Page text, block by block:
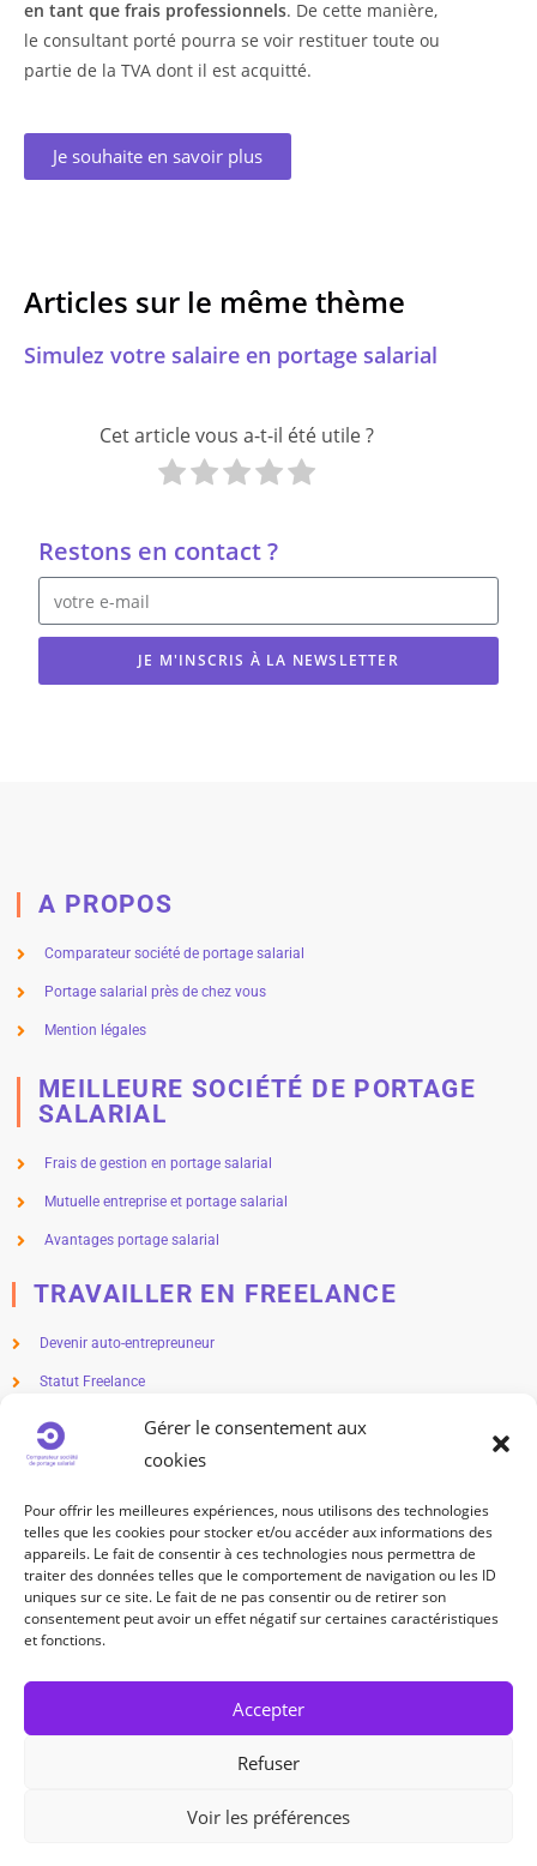
Gérer le consentement aux
cookies
Pour offrir les meilleures expériences, nous utilisons des technologies
telles que les cookies pour stocker et/ou accéder aux informations des
appareils. Le fait de consentir à ces technologies nous permettra de
traiter des données telles que le comportement de navigation ou les ID
uniques sur ce site. Le fait de ne pas consentir ou de retirer son
consentement peut avoir un effet négatif sur certaines caractéristiques
et fonctions.
Accepter
Refuser
Voir les préférences
en tant que frais professionnels. De cette manière,
le consultant porté pourra se voir restituer toute ou
partie de la TVA dont il est acquitté.
Je souhaite en savoir plus
Articles sur le même thème
Simulez votre salaire en portage salarial
Cet article vous a-t-il été utile ?
Restons en contact ?
JE M'INSCRIS À LA NEWSLETTER
A PROPOS
Comparateur société de portage salarial
Portage salarial près de chez vous
Mention légales
MEILLEURE SOCIÉTÉ DE PORTAGE
SALARIAL
Frais de gestion en portage salarial
Mutuelle entreprise et portage salarial
Avantages portage salarial
TRAVAILLER EN FREELANCE
Devenir auto-entrepreuneur
Statut Freelance
Métier en freelance
Freelance salaire
TRAVAILLEUR INDÉPENDANT
Statut travailleur indépendant
Métier indépendant